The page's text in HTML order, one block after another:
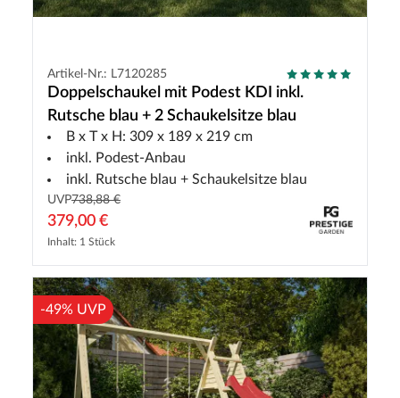
Artikel-Nr.: L7120285
Doppelschaukel mit Podest KDI inkl.
Rutsche blau + 2 Schaukelsitze blau
B x T x H: 309 x 189 x 219 cm
inkl. Podest-Anbau
inkl. Rutsche blau + Schaukelsitze blau
UVP738,88 €
379,00 €
Inhalt: 1 Stück
-49% UVP